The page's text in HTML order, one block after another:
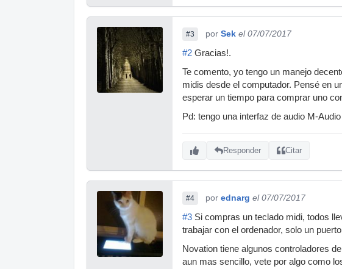
#3 por Sek el 07/07/2017
#2 Gracias!.
Te comento, yo tengo un manejo
midis desde el computador. Pensé en
esperar un tiempo para comprar uno
Pd: tengo una interfaz de audio M-
Responder Citar
#4 por ednarg el 07/07/2017
#3 Si compras un teclado midi, todos
trabajar con el ordenador, solo un
Novation tiene algunos controladores
aun mas sencillo, vete por algo como